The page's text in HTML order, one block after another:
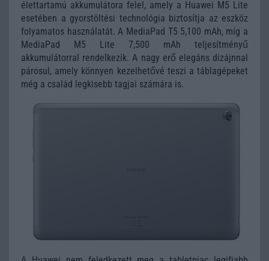
élettartamú akkumulátora felel, amely a Huawei M5 Lite
esetében a gyorstöltési technológia biztosítja az eszköz
folyamatos használatát. A MediaPad T5 5,100 mAh, míg a
MediaPad M5 Lite 7,500 mAh teljesítményű
akkumulátorral rendelkezik. A nagy erő elegáns dizájnnal
párosul, amely könnyen kezelhetővé teszi a táblagépeket
még a család legkisebb tagjai számára is.